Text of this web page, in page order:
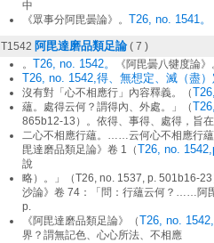
中
《眾事分阿毘曇論》。 T26, no. 1541。
T1542 阿毘達磨品類足論( 7 )
。 T26, no. 1542。 《阿毘曇八犍度論
T26, no. 1542,得、無想定、滅（盡
沒有對「心不相應行」內容釋義。（
蘊。處得云何？謂得內、外處。」（
865b12-13）。依得、事得、處得，旨
二心不相應行蘊。……云何心不相應行
毘達磨品類足論》卷 1（T26, no.
說
略）。」（T26, no. 1537, p. 501b16-
沙論》卷 74：「問：行蘊云何？……阿
p.
《阿毘達磨品類足論》（T26, no.
界？謂無記色、心心所法、不相應